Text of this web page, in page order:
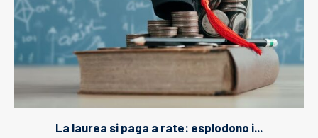
La laurea si paga a rate: esplodono i...